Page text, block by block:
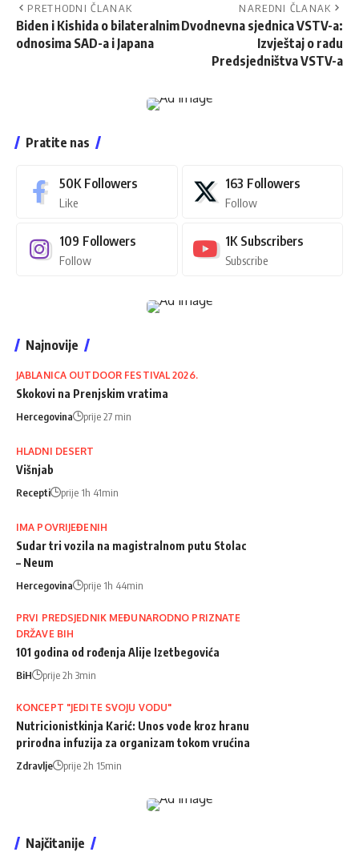
PRETHODNI ČLANAK
Biden i Kishida o bilateralnim
odnosima SAD-a i Japana
NAREDNI ČLANAK
Dvodnevna sjednica VSTV-a:
Izvještaj o radu
Predsjedništva VSTV-a
Pratite nas
50K Followers
Like
163 Followers
Follow
109 Followers
Follow
1K Subscribers
Subscribe
Najnovije
JABLANICA OUTDOOR FESTIVAL 2026.
Skokovi na Prenjskim vratima
Hercegovina prije 27 min
HLADNI DESERT
Višnjab
Recepti prije 1h 41min
IMA POVRIJEĐENIH
Sudar tri vozila na magistralnom putu Stolac
– Neum
Hercegovina prije 1h 44min
PRVI PREDSJEDNIK MEĐUNARODNO PRIZNATE
DRŽAVE BIH
101 godina od rođenja Alije Izetbegovića
BiH prije 2h 3min
KONCEPT "JEDITE SVOJU VODU"
Nutricionistkinja Karić: Unos vode kroz hranu
prirodna infuzija za organizam tokom vrućina
Zdravlje prije 2h 15min
Najčitanije